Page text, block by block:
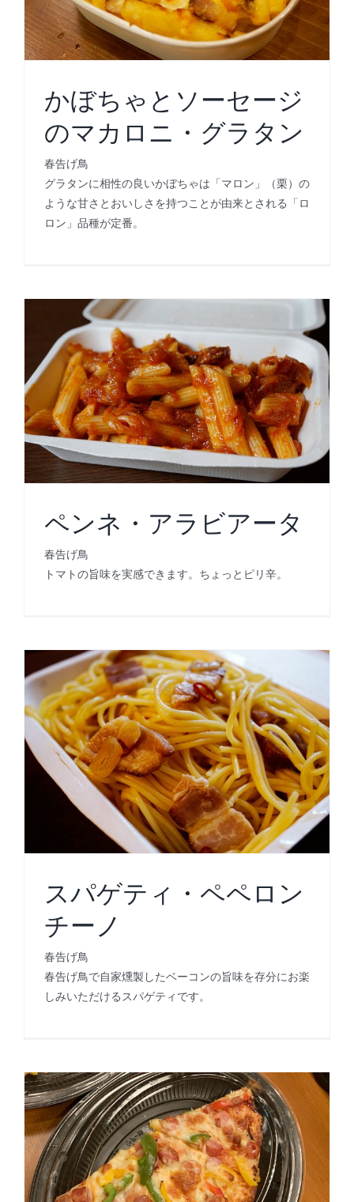
かぼちゃとソーセージ
のマカロニ・グラタン
春告げ鳥
グラタンに相性の良いかぼちゃは「マロン」（栗）の
ような甘さとおいしさを持つことが由来とされる「ロ
ロン」品種が定番。
ペンネ・アラビアータ
春告げ鳥
トマトの旨味を実感できます。ちょっとピリ辛。
スパゲティ・ペペロン
チーノ
春告げ鳥
春告げ鳥で自家燻製したベーコンの旨味を存分にお楽
しみいただけるスパゲティです。